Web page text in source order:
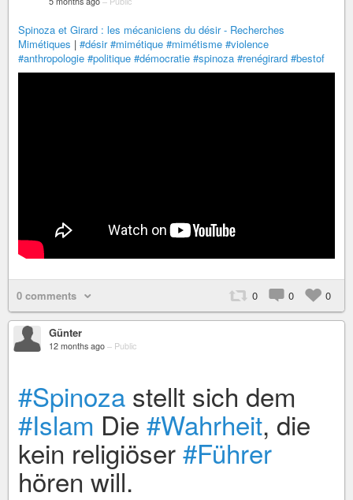
Spinoza et Girard : les mécaniciens du désir - Recherches
Mimétiques | #désir #mimétique #mimétisme #violence
#anthropologie #politique #démocratie #spinoza #renégirard #bestof
0 comments 0 0 0
Günter
12 months ago – Public
#Spinoza stellt sich dem
#Islam Die #Wahrheit, die
kein religiöser#Führer
hören will.